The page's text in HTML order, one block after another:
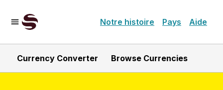
Notre histoire Pays Aide
Currency Converter Browse Currencies